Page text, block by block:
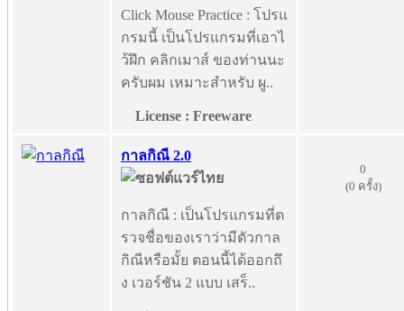
Click Mouse Practice : โปรแ
กรมนี้ เป็นโปรแกรมที่เอาไ
ว้ฝึก คลิกเมาส์ ของท่านนะ
ครับผม เหมาะสำหรับ ผู..
License : Freeware
กาลกิณี 2.0
กาลกิณี : เป็นโปรแกรมที่ต
รวจชื่อของเราว่ามีตัวกาล
กิณีหรือมั้ย ตอนนี้ได้ออกถึ
ง เวอร์ชัน 2 แบบ เสร็..
0
(0 ครั้ง)